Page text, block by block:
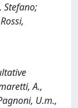
Stefano;
A.,
U.m.,